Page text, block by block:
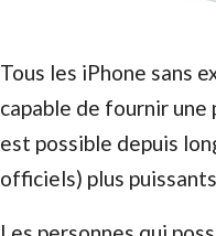
Tous les iPhone sans
capable de fournir une
est possible depuis
officiels) plus